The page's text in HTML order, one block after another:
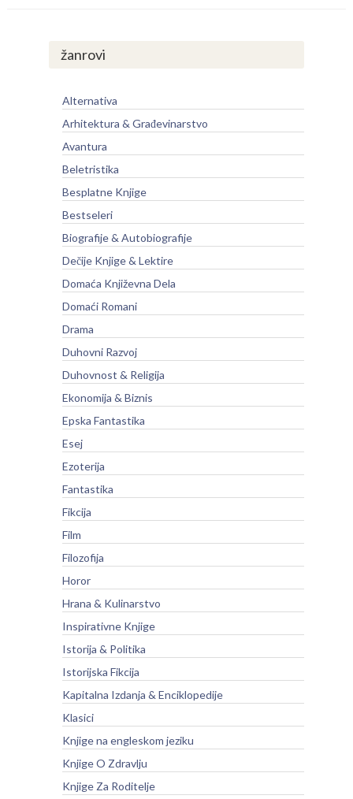
žanrovi
Alternativa
Arhitektura & Građevinarstvo
Avantura
Beletristika
Besplatne Knjige
Bestseleri
Biografije & Autobiografije
Dečije Knjige & Lektire
Domaća Književna Dela
Domaći Romani
Drama
Duhovni Razvoj
Duhovnost & Religija
Ekonomija & Biznis
Epska Fantastika
Esej
Ezoterija
Fantastika
Fikcija
Film
Filozofija
Horor
Hrana & Kulinarstvo
Inspirativne Knjige
Istorija & Politika
Istorijska Fikcija
Kapitalna Izdanja & Enciklopedije
Klasici
Knjige na engleskom jeziku
Knjige O Zdravlju
Knjige Za Roditelje